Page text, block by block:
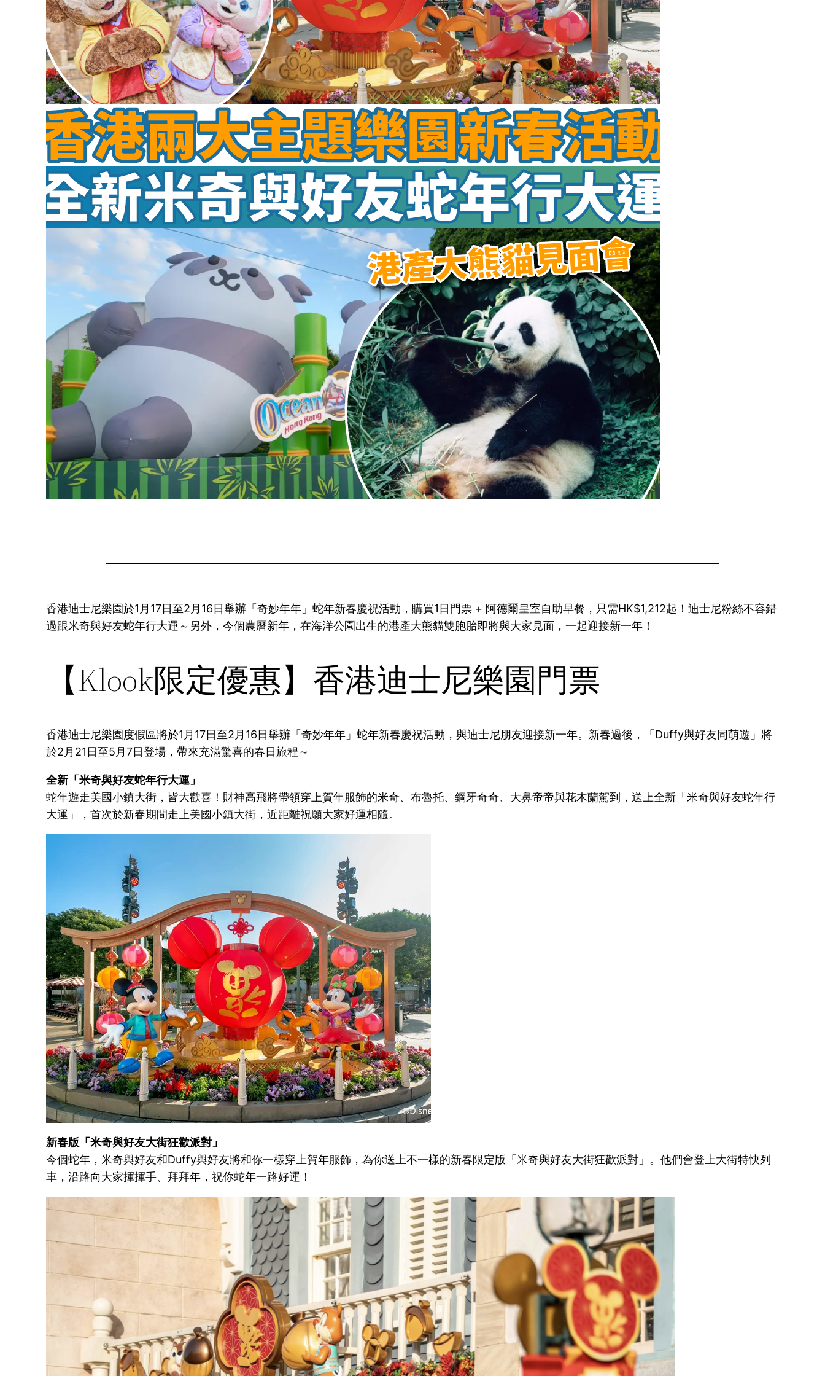
香港迪士尼樂園於1月17日至2月16日舉辦「奇妙年年」蛇年新春慶祝活動，購買1日門票 + 阿德爾皇室自助早餐，只需HK$1,212起！迪士尼粉絲不容錯
過跟米奇與好友蛇年行大運～另外，今個農曆新年，在海洋公園出生的港產大熊貓雙胞胎即將與大家見面，一起迎接新一年！
【Klook限定優惠】香港迪士尼樂園門票
香港迪士尼樂園度假區將於1月17日至2月16日舉辦「奇妙年年」蛇年新春慶祝活動，與迪士尼朋友迎接新一年。新春過後，「Duffy與好友同萌遊」將
於2月21日至5月7日登場，帶來充滿驚喜的春日旅程～
全新「米奇與好友蛇年行大運」
蛇年遊走美國小鎮大街，皆大歡喜！財神高飛將帶領穿上賀年服飾的米奇、布魯托、鋼牙奇奇、大鼻帝帝與花木蘭駕到，送上全新「米奇與好友蛇年行
大運」，首次於新春期間走上美國小鎮大街，近距離祝願大家好運相隨。
新春版「米奇與好友大街狂歡派對」
今個蛇年，米奇與好友和Duffy與好友將和你一樣穿上賀年服飾，為你送上不一樣的新春限定版「米奇與好友大街狂歡派對」。他們會登上大街特快列
車，沿路向大家揮揮手、拜拜年，祝你蛇年一路好運！